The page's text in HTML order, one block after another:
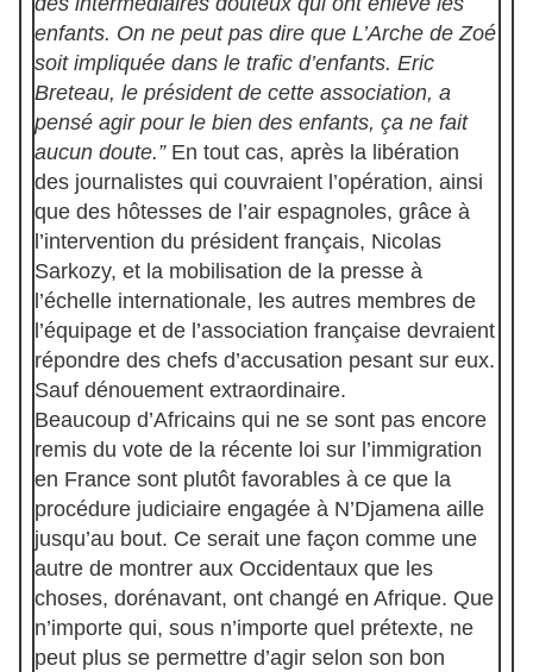
enfants. On ne peut pas dire que L’Arche de Zoé
soit impliquée dans le trafic d’enfants. Eric
Breteau, le président de cette association, a
pensé agir pour le bien des enfants, ça ne fait
aucun doute.”En tout cas, après la libération
des journalistes qui couvraient l’opération, ainsi
que des hôtesses de l’air espagnoles, grâce à
l’intervention du président français, Nicolas
Sarkozy, et la mobilisation de la presse à
l’échelle internationale, les autres membres de
l’équipage et de l’association française devraient
répondre des chefs d’accusation pesant sur eux.
Sauf dénouement extraordinaire.
Beaucoup d’Africains qui ne se sont pas encore
remis du vote de la récente loi sur l’immigration
en France sont plutôt favorables à ce que la
procédure judiciaire engagée à N’Djamena aille
jusqu’au bout. Ce serait une façon comme une
autre de montrer aux Occidentaux que les
choses, dorénavant, ont changé en Afrique. Que
n’importe qui, sous n’importe quel prétexte, ne
peut plus se permettre d’agir selon son bon